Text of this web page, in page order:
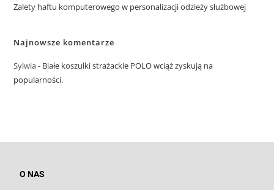
Zalety haftu komputerowego w personalizacji odzieży służbowej
Najnowsze komentarze
Sylwia- Białe koszulki strażackie POLO wciąż zyskują na
popularności.
O NAS